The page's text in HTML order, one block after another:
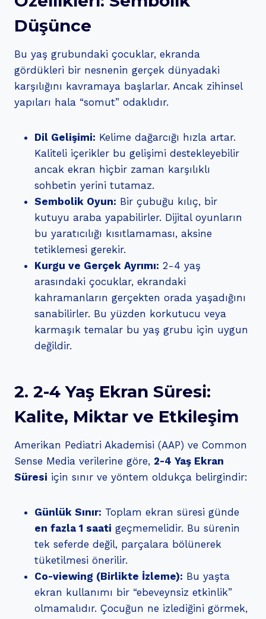
Düşünce
Bu yaş grubundaki çocuklar, ekranda
gördükleri bir nesnenin gerçek dünyadaki
karşılığını kavramaya başlarlar. Ancak zihinsel
yapıları hala “somut” odaklıdır.
Dil Gelişimi: Kelime dağarcığı hızla artar.
Kaliteli içerikler bu gelişimi destekleyebilir
ancak ekran hiçbir zaman karşılıklı
sohbetin yerini tutamaz.
Sembolik Oyun: Bir çubuğu kılıç, bir
kutuyu araba yapabilirler. Dijital oyunların
bu yaratıcılığı kısıtlamaması, aksine
tetiklemesi gerekir.
Kurgu ve Gerçek Ayrımı: 2-4 yaş
arasındaki çocuklar, ekrandaki
kahramanların gerçekten orada yaşadığını
sanabilirler. Bu yüzden korkutucu veya
karmaşık temalar bu yaş grubu için uygun
değildir.
2. 2-4 Yaş Ekran Süresi:
Kalite, Miktar ve Etkileşim
Amerikan Pediatri Akademisi (AAP) ve Common
Sense Media verilerine göre, 2-4 Yaş Ekran
Süresi için sınır ve yöntem oldukça belirgindir:
Günlük Sınır: Toplam ekran süresi günde
en fazla 1 saati geçmemelidir. Bu sürenin
tek seferde değil, parçalara bölünerek
tüketilmesi önerilir.
Co-viewing (Birlikte İzleme): Bu yaşta
ekran kullanımı bir “ebeveynsiz etkinlik”
olmamalıdır. Çocuğun ne izlediğini görmek,